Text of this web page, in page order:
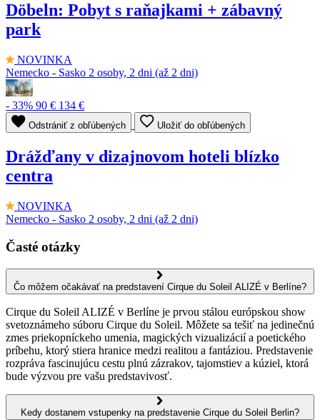
Döbeln: Pobyt s raňajkami + zábavný
park
NOVINKA
Nemecko - Sasko 2 osoby, 2 dni (až 2 dni)
- 33% 90 € 134 €
Odstrániť z obľúbených Uložiť do obľúbených
Drážďany v dizajnovom hoteli blízko
centra
NOVINKA
Nemecko - Sasko 2 osoby, 2 dni (až 2 dni)
Časté otázky
Čo môžem očakávať na predstavení Cirque du Soleil ALIZÉ v Berlíne?
Cirque du Soleil ALIZÉ v Berlíne je prvou stálou európskou show
svetoznámeho súboru Cirque du Soleil. Môžete sa tešiť na jedinečnú
zmes priekopníckeho umenia, magických vizualizácií a poetického
príbehu, ktorý stiera hranice medzi realitou a fantáziou. Predstavenie
rozpráva fascinujúcu cestu plnú zázrakov, tajomstiev a kúziel, ktorá
bude výzvou pre vašu predstavivosť.
Kedy dostanem vstupenky na predstavenie Cirque du Soleil Berlin?